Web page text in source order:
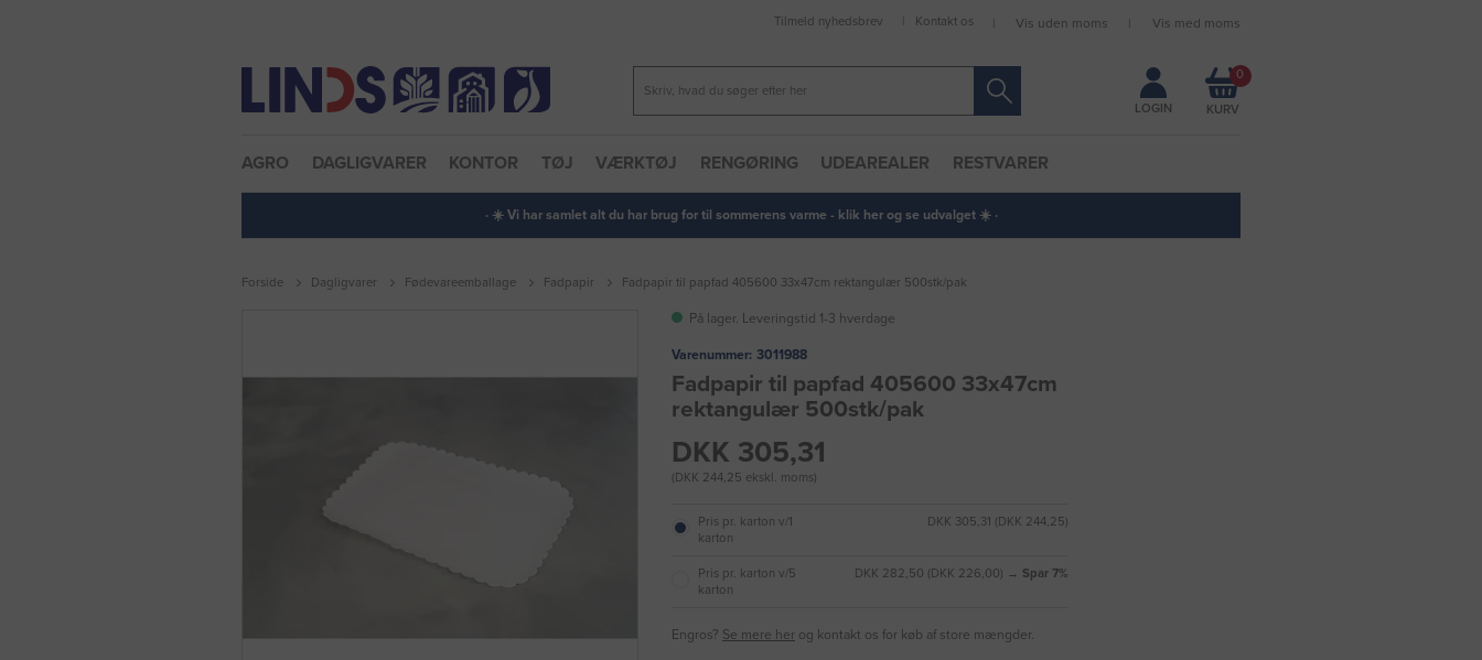
Forbliv logget ind
Tilmeld nyhedsbrev Kontakt os Vis uden moms Vis med moms
LOGIN
0
AGRO DAGLIGVARER KONTOR TØJ VÆRKTØJ RENGØRING UDEAREALER RESTVARER
· ☀️ Vi har samlet alt du har brug for til sommerens varme - klik her og se udvalget ☀️ ·
Forside Dagligvarer Fødevareemballage Fadpapir Fadpapir til papfad 405600 33x47cm rektangulær 500stk/pak
På lager. Leveringstid 1-3 hverdage
Varenummer: 3011988
Fadpapir til papfad 405600 33x47cm
rektangulær 500stk/pak
DKK 305,31
(DKK 244,25 ekskl. moms)
Pris pr. karton v/1
karton
DKK 305,31 (DKK 244,25)
Pris pr. karton v/5
karton
DKK 282,50 (DKK 226,00) → Spar 7%
Engros? Se mere her og kontakt os for køb af store mængder.